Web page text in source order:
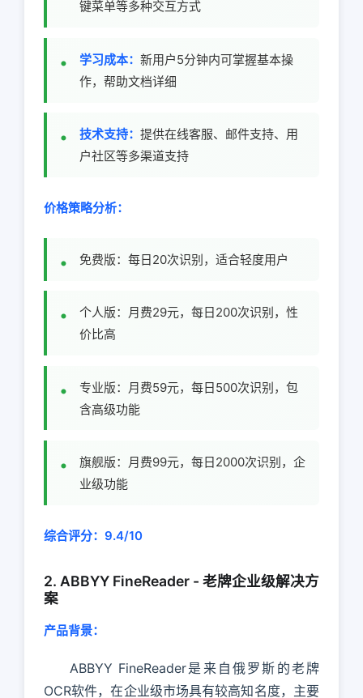
键菜单等多种交互方式
学习成本： 新用户5分钟内可掌握基本操
作，帮助文档详细
技术支持： 提供在线客服、邮件支持、用
户社区等多渠道支持
价格策略分析：
免费版：每日20次识别，适合轻度用户
个人版：月费29元，每日200次识别，性
价比高
专业版：月费59元，每日500次识别，包
含高级功能
旗舰版：月费99元，每日2000次识别，企
业级功能
综合评分：9.4/10
2. ABBYY FineReader - 老牌企业级解决方
案
产品背景：
ABBYY FineReader是来自俄罗斯的老牌
OCR软件，在企业级市场具有较高知名度，主要